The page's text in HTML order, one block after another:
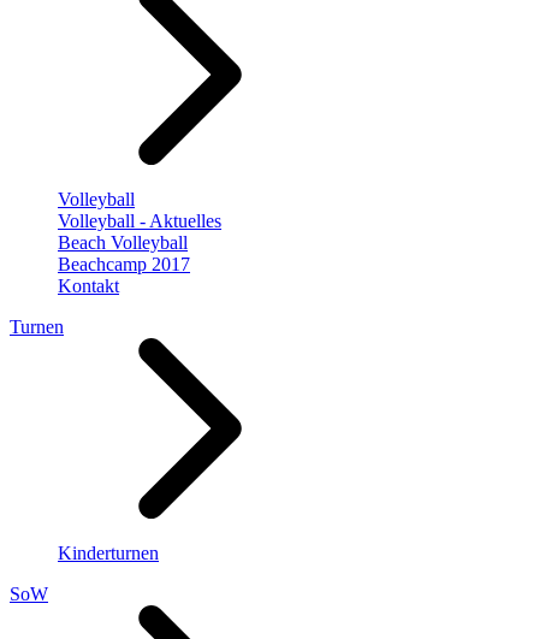
Volleyball
Volleyball - Aktuelles
Beach Volleyball
Beachcamp 2017
Kontakt
Turnen
Kinderturnen
SoW